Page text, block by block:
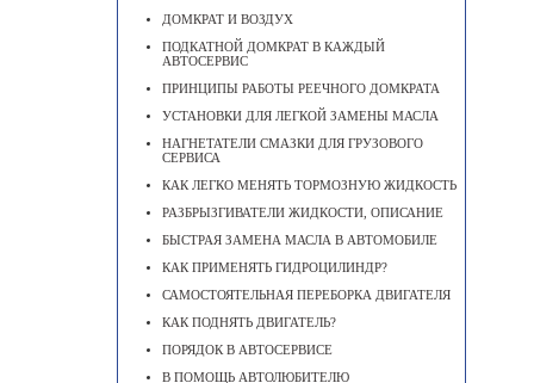
ДОМКРАТ И ВОЗДУХ
ПОДКАТНОЙ ДОМКРАТ В КАЖДЫЙ
АВТОСЕРВИС
ПРИНЦИПЫ РАБОТЫ РЕЕЧНОГО ДОМКРАТА
УСТАНОВКИ ДЛЯ ЛЕГКОЙ ЗАМЕНЫ МАСЛА
НАГНЕТАТЕЛИ СМАЗКИ ДЛЯ ГРУЗОВОГО
СЕРВИСА
КАК ЛЕГКО МЕНЯТЬ ТОРМОЗНУЮ ЖИДКОСТЬ
РАЗБРЫЗГИВАТЕЛИ ЖИДКОСТИ, ОПИСАНИЕ
БЫСТРАЯ ЗАМЕНА МАСЛА В АВТОМОБИЛЕ
КАК ПРИМЕНЯТЬ ГИДРОЦИЛИНДР?
САМОСТОЯТЕЛЬНАЯ ПЕРЕБОРКА ДВИГАТЕЛЯ
КАК ПОДНЯТЬ ДВИГАТЕЛЬ?
ПОРЯДОК В АВТОСЕРВИСЕ
В ПОМОЩЬ АВТОЛЮБИТЕЛЮ